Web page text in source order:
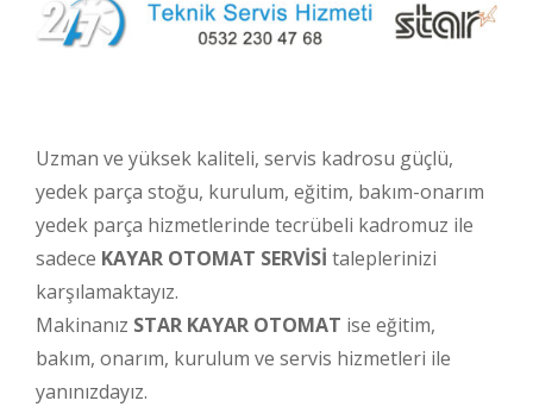
Uzman ve yüksek kaliteli, servis kadrosu güçlü,
yedek parça stoğu, kurulum, eğitim, bakım-onarım
yedek parça hizmetlerinde tecrübeli kadromuz ile
sadece KAYAR OTOMAT SERVİSİ taleplerinizi
karşılamaktayız.
Makinanız STAR KAYAR OTOMAT ise eğitim,
bakım, onarım, kurulum ve servis hizmetleri ile
yanınızdayız.